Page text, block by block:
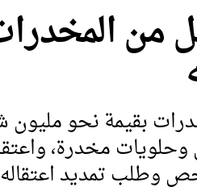
بقيمة نحو
وطلب تمديد